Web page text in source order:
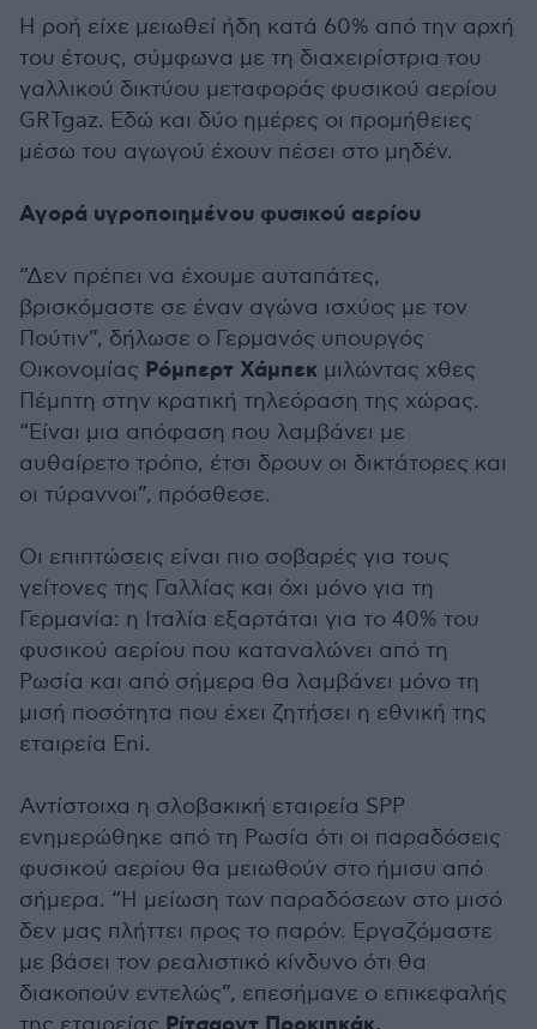
Η ροή είχε μειωθεί ήδη κατά 60% από την αρχή
του έτους, σύμφωνα με τη διαχειρίστρια του
γαλλικού δικτύου μεταφοράς φυσικού αερίου
GRTgaz. Εδώ και δύο ημέρες οι προμήθειες
μέσω του αγωγού έχουν πέσει στο μηδέν.
Αγορά υγροποιημένου φυσικού αερίου
“Δεν πρέπει να έχουμε αυταπάτες,
βρισκόμαστε σε έναν αγώνα ισχύος με τον
Πούτιν”, δήλωσε ο Γερμανός υπουργός
Οικονομίας Ρόμπερτ Χάμπεκ μιλώντας χθες
Πέμπτη στην κρατική τηλεόραση της χώρας.
“Είναι μια απόφαση που λαμβάνει με
αυθαίρετο τρόπο, έτσι δρουν οι δικτάτορες και
οι τύραννοι”, πρόσθεσε.
Οι επιπτώσεις είναι πιο σοβαρές για τους
γείτονες της Γαλλίας και όχι μόνο για τη
Γερμανία: η Ιταλία εξαρτάται για το 40% του
φυσικού αερίου που καταναλώνει από τη
Ρωσία και από σήμερα θα λαμβάνει μόνο τη
μισή ποσότητα που έχει ζητήσει η εθνική της
εταιρεία Eni.
Αντίστοιχα η σλοβακική εταιρεία SPP
ενημερώθηκε από τη Ρωσία ότι οι παραδόσεις
φυσικού αερίου θα μειωθούν στο ήμισυ από
σήμερα. “Η μείωση των παραδόσεων στο μισό
δεν μας πλήττει προς το παρόν. Εργαζόμαστε
με βάσει τον ρεαλιστικό κίνδυνο ότι θα
διακοπούν εντελώς”, επεσήμανε ο επικεφαλής